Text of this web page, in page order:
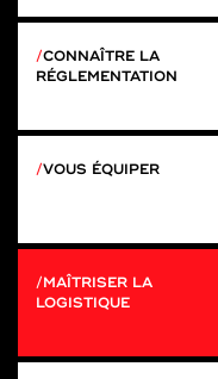
CONNAÎTRE LA
RÉGLEMENTATION
VOUS ÉQUIPER
MAÎTRISER LA
LOGISTIQUE